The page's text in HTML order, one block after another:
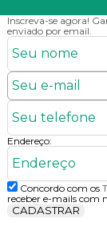
Inscreva-se agora!
enviado por email.
Endereço:
Concordo com os
receber e-mails com
CADASTRAR